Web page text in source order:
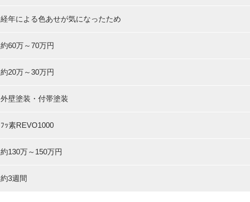
経年による色あせが気になったため
約60万～70万円
約20万～30万円
外壁塗装・付帯塗装
ﾌｯ素REVO1000
約130万～150万円
約3週間